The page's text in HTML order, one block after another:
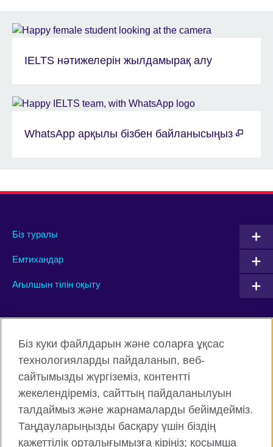
IELTS нәтижелерін жылдамырақ алу
WhatsApp арқылы бізбен байланысыңыз
Біз туралы
Емтихандар
Ағылшын тілін оқыту
Connect with us
Facebook Twitter
Instagram YouTube
Flickr
Біз куки файлдарын және соларға ұқсас
технологияларды пайдаланып, веб-
сайтымызды жүргіземіз, контентті
жекелендіреміз, сайттың пайдаланылуын
талдаймыз және жарнамаларды бейімдейміз.
Таңдауларыңызды басқару үшін біздің
қажеттілік орталығымызға кіріңіз; қосымша